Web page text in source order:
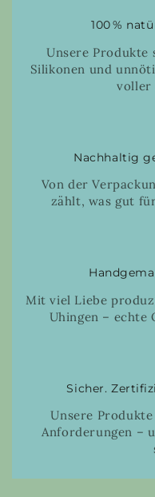
100 %
Unsere
Silikonen und
voller
Nachhaltig
Von der
zählt, was gut
Mit viel Liebe
Uhingen – echte
Sicher.
Unsere
Anforderungen –